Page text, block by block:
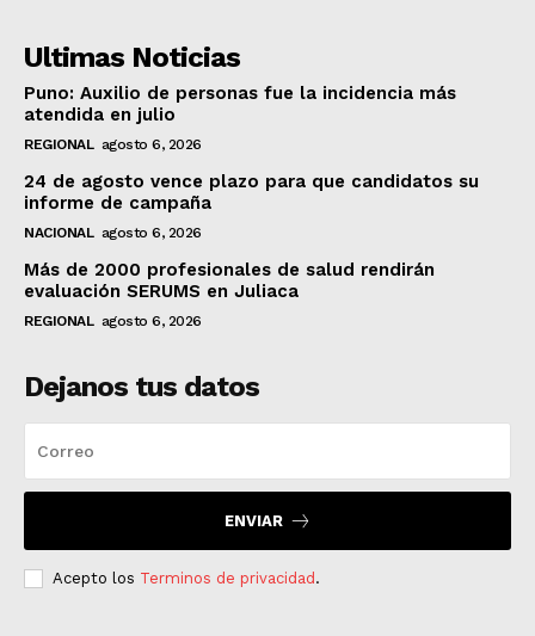
Ultimas Noticias
Puno: Auxilio de personas fue la incidencia más
atendida en julio
REGIONAL agosto 6, 2026
24 de agosto vence plazo para que candidatos su
informe de campaña
NACIONAL agosto 6, 2026
Más de 2000 profesionales de salud rendirán
evaluación SERUMS en Juliaca
REGIONAL agosto 6, 2026
Dejanos tus datos
ENVIAR
Acepto los Terminos de privacidad.